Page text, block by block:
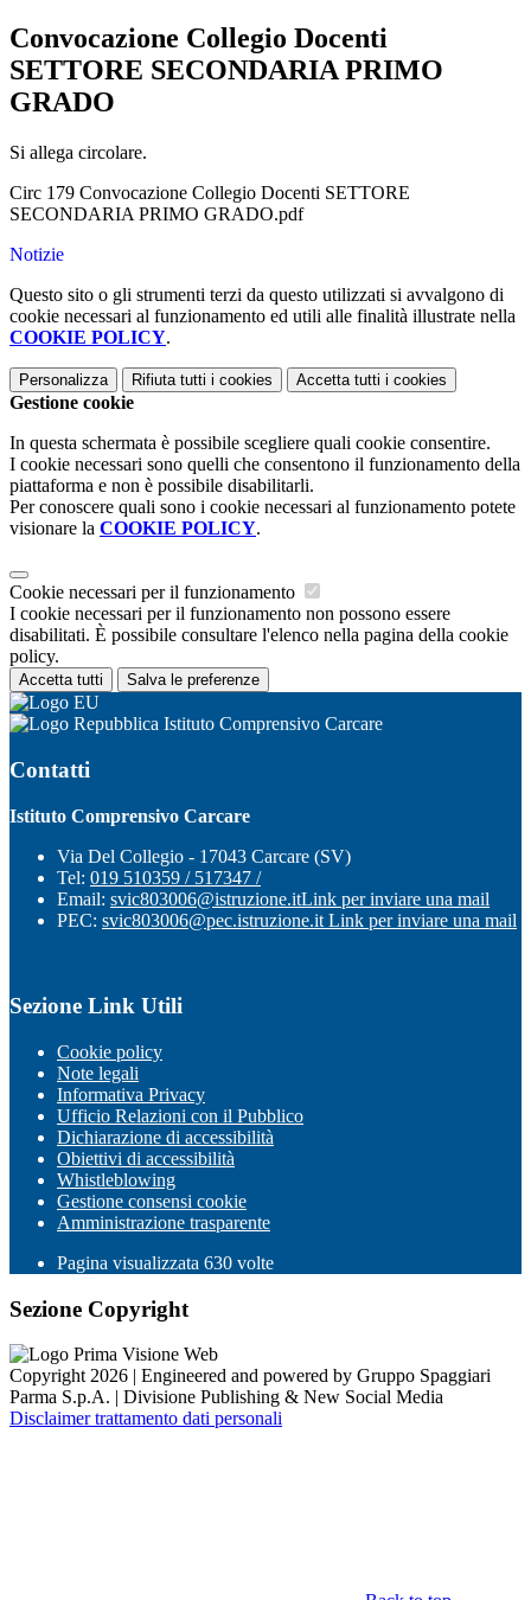
Convocazione Collegio Docenti
SETTORE SECONDARIA PRIMO
GRADO
Si allega circolare.
Circ 179 Convocazione Collegio Docenti SETTORE
SECONDARIA PRIMO GRADO.pdf
Notizie
Questo sito o gli strumenti terzi da questo utilizzati si avvalgono di
cookie necessari al funzionamento ed utili alle finalità illustrate nella
COOKIE POLICY.
Personalizza Rifiuta tutti i cookies Accetta tutti i cookies
Gestione cookie
In questa schermata è possibile scegliere quali cookie consentire.
I cookie necessari sono quelli che consentono il funzionamento della
piattaforma e non è possibile disabilitarli.
Per conoscere quali sono i cookie necessari al funzionamento potete
visionare la COOKIE POLICY.
Cookie necessari per il funzionamento
I cookie necessari per il funzionamento non possono essere
disabilitati. È possibile consultare l'elenco nella pagina della cookie
policy.
Accetta tutti Salva le preferenze
Istituto Comprensivo Carcare
Contatti
Istituto Comprensivo Carcare
Via Del Collegio - 17043 Carcare (SV)
Tel: 019 510359 / 517347 /
Email: svic803006@istruzione.itLink per inviare una mail
PEC: svic803006@pec.istruzione.it Link per inviare una mail
Sezione Link Utili
Cookie policy
Note legali
Informativa Privacy
Ufficio Relazioni con il Pubblico
Dichiarazione di accessibilità
Obiettivi di accessibilità
Whistleblowing
Gestione consensi cookie
Amministrazione trasparente
Pagina visualizzata 630 volte
Sezione Copyright
Copyright 2026 | Engineered and powered by Gruppo Spaggiari
Parma S.p.A. | Divisione Publishing & New Social Media
Disclaimer trattamento dati personali